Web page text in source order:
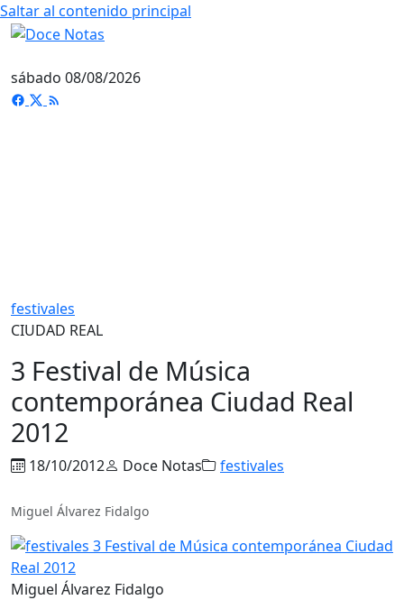
Saltar al contenido principal
sábado 08/08/2026
festivales
CIUDAD REAL
3 Festival de Música
contemporánea Ciudad Real
2012
18/10/2012 Doce Notas festivales
Miguel Álvarez Fidalgo
Miguel Álvarez Fidalgo